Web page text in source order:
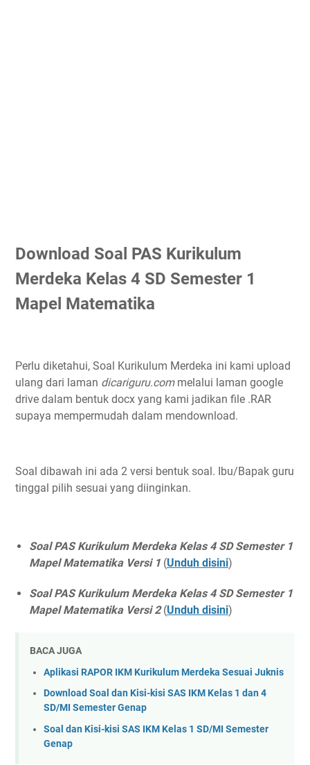
Download Soal PAS Kurikulum
Merdeka Kelas 4 SD Semester 1
Mapel Matematika
Perlu diketahui, Soal Kurikulum Merdeka ini kami upload
ulang dari laman dicariguru.commelalui laman google
drive dalam bentuk docx yang kami jadikan file .RAR
supaya mempermudah dalam mendownload.
Soal dibawah ini ada 2 versi bentuk soal. Ibu/Bapak guru
tinggal pilih sesuai yang diinginkan.
Soal PAS Kurikulum Merdeka Kelas 4 SD Semester 1
Mapel Matematika Versi 1 (Unduh disini)
Soal PAS Kurikulum Merdeka Kelas 4 SD Semester 1
Mapel Matematika Versi 2(Unduh disini)
BACA JUGA
Aplikasi RAPOR IKM Kurikulum Merdeka Sesuai Juknis
Download Soal dan Kisi-kisi SAS IKM Kelas 1 dan 4
SD/MI Semester Genap
Soal dan Kisi-kisi SAS IKM Kelas 1 SD/MI Semester
Genap